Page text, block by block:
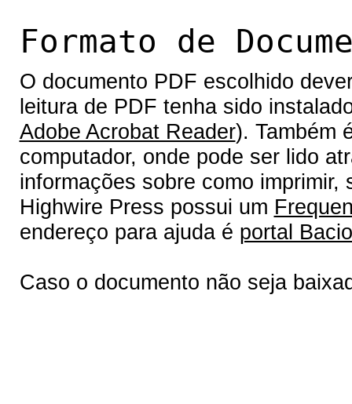
Formato de
O documento PDF escolhido
leitura de PDF tenha sido
Adobe Acrobat Reader). Também
computador, onde pode ser lido
informações sobre como
Highwire Press possui um
endereço para ajuda é portal
Caso o documento não seja